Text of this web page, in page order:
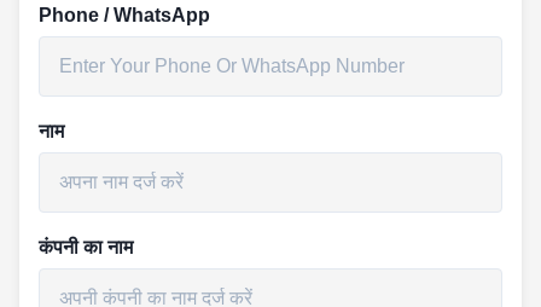
Phone / WhatsApp
नाम
कंपनी का नाम